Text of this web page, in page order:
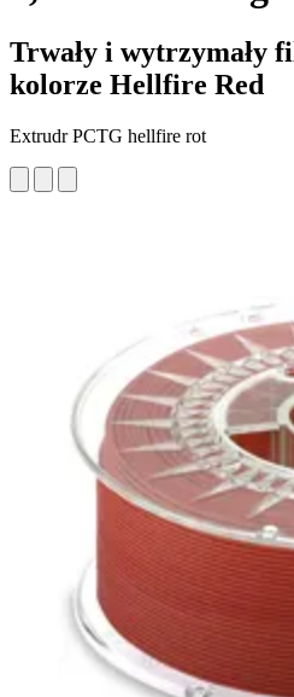
Trwały i wytrzymały
kolorze Hellfire Red
Extrudr PCTG hellfire rot